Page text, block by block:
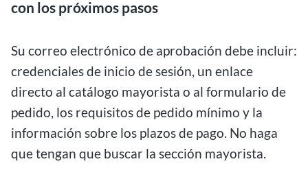
con los próximos pasos
Su correo electrónico de aprobación debe incluir:
credenciales de inicio de sesión, un enlace
directo al catálogo mayorista o al formulario de
pedido, los requisitos de pedido mínimo y la
información sobre los plazos de pago. No haga
que tengan que buscar la sección mayorista.